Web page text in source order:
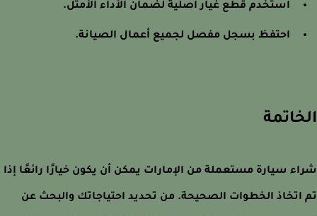
استخدم قطع غيار أصلية لضمان الأداء الأمثل.
احتفظ بسجل مفصل لجميع أعمال الصيانة.
سيارة مستعملة من الإمارات يمكن أن يكون خيارًا رائعًا إذا
اتخاذ الخطوات الصحيحة. من تحديد احتياجاتك والبحث عن